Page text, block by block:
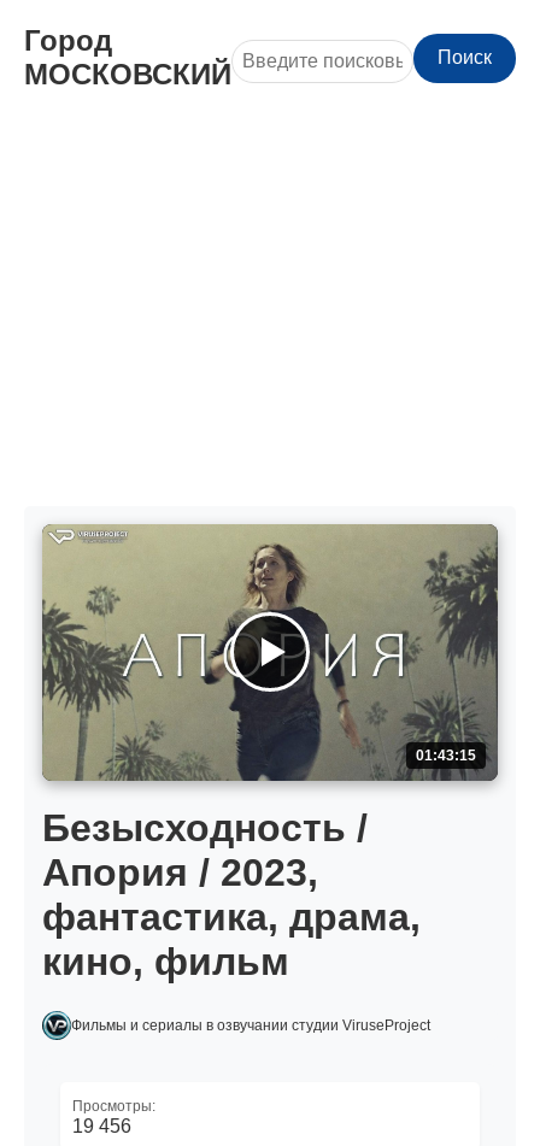
Город
МОСКОВСКИЙ
Поиск
01:43:15
Безысходность /
Апория / 2023,
фантастика, драма,
кино, фильм
Фильмы и сериалы в озвучании студии ViruseProject
Просмотры:
19 456